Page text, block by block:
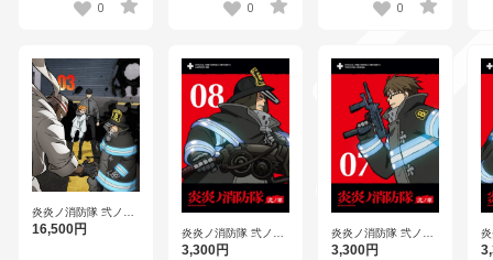
0 0 0
炎炎ノ消防隊 弐ノ章
第3巻 （ブルーレイ
16,500円
炎炎ノ消防隊 弐ノ章
第8巻
3,300円
炎炎ノ消防隊 弐ノ章
第7巻
3,300円